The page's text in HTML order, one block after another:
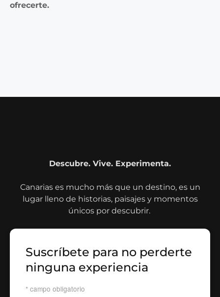
ofrecerte.
Descubre. Vive. Experimenta.
Canarias es mucho más que un destino, es un
lugar lleno de historias, paisajes y momentos
únicos por descubrir.
Suscríbete para no perderte
ninguna experiencia
* campo obligatorio